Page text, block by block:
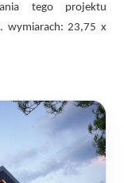
tego projektu
wymiarach: 23,75 x